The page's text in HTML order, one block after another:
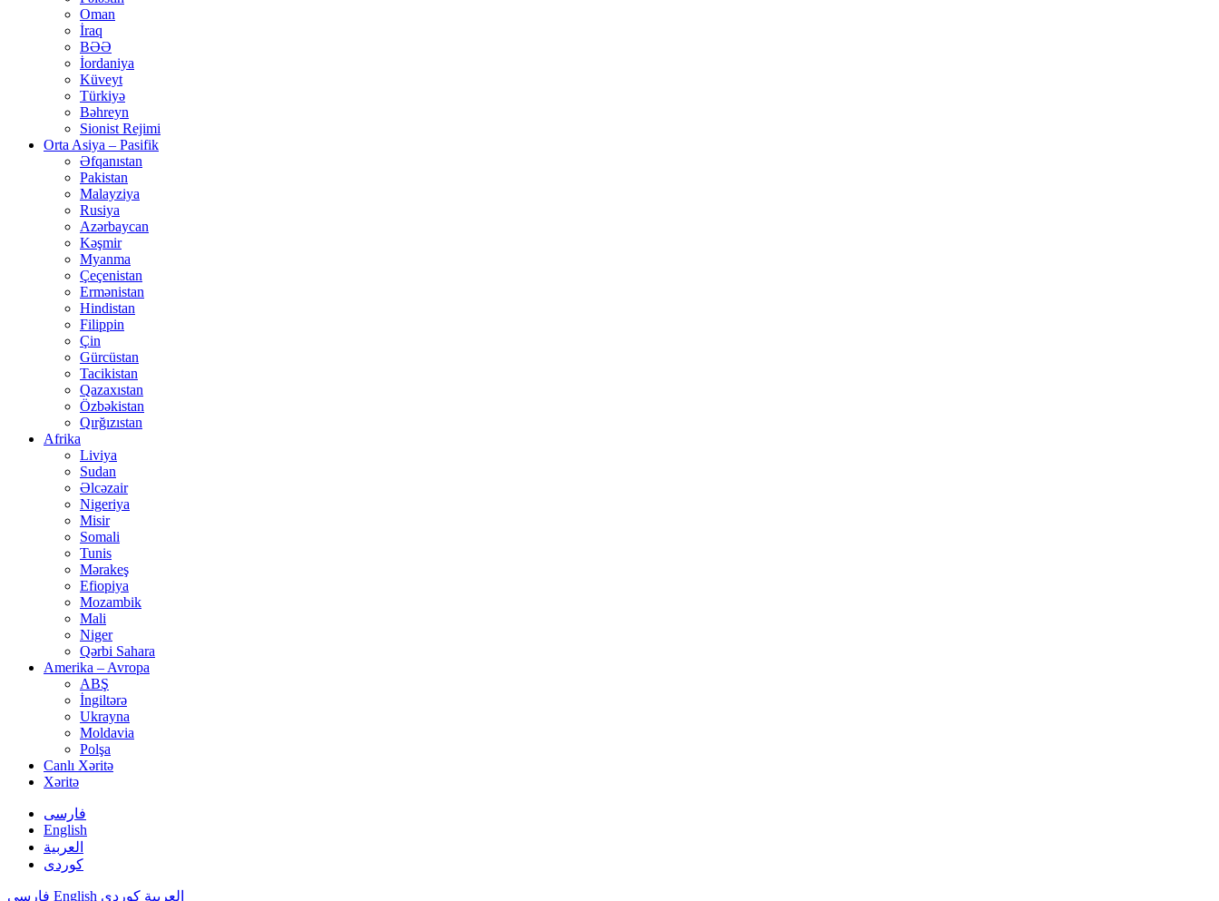
Oman
İraq
BƏƏ
İordaniya
Küveyt
Türkiyə
Bəhreyn
Sionist Rejimi
Orta Asiya – Pasifik
Əfqanıstan
Pakistan
Malayziya
Rusiya
Azərbaycan
Kəşmir
Myanma
Çeçenistan
Ermənistan
Hindistan
Filippin
Çin
Gürcüstan
Tacikistan
Qazaxıstan
Özbəkistan
Qırğızıstan
Afrika
Liviya
Sudan
Əlcəzair
Nigeriya
Misir
Somali
Tunis
Mərakeş
Efiopiya
Mozambik
Mali
Niger
Qərbi Sahara
Amerika – Avropa
ABŞ
İngiltərə
Ukrayna
Moldavia
Polşa
Canlı Xəritə
Xəritə
فارسی
English
العربیة
کوردی
فارسی English العربیة کوردی